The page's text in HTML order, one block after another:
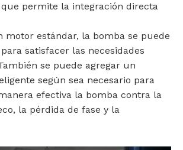
permite la integración directa
motor estándar, la bomba se puede
satisfacer las necesidades
se puede agregar un
según sea necesario para
efectiva la bomba contra la
la pérdida de fase y la